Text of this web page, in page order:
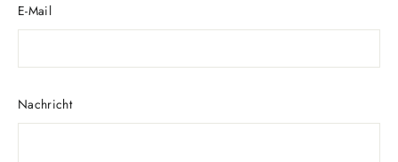
E-Mail
Nachricht